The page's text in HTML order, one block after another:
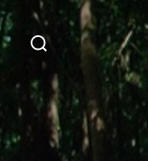
検
対
象: